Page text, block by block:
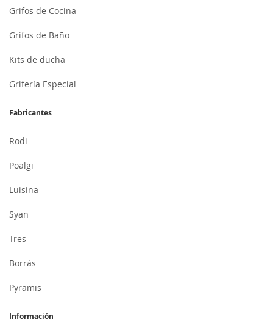
Grifos de Cocina
Grifos de Baño
Kits de ducha
Grifería Especial
Fabricantes
Rodi
Poalgi
Luisina
Syan
Tres
Borrás
Pyramis
Información